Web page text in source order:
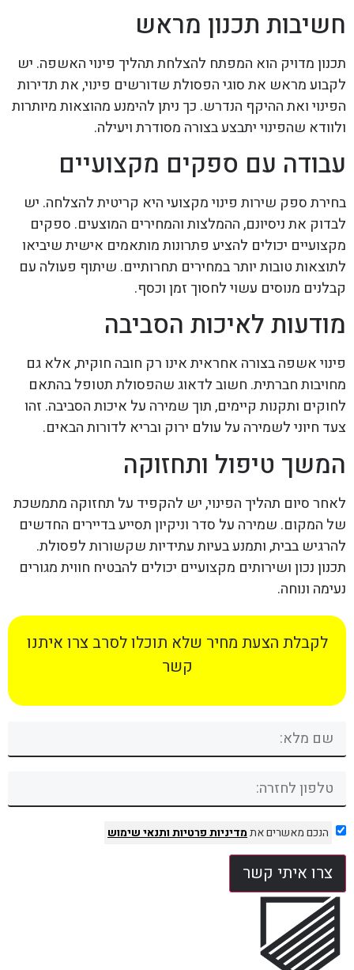
חשיבות תכנון מראש
תכנון מדויק הוא המפתח להצלחת תהליך פינוי האשפה. יש
לקבוע מראש את סוגי הפסולת שדורשים פינוי, את תדירות
הפינוי ואת ההיקף הנדרש. כך ניתן להימנע מהוצאות מיותרות
ולוודא שהפינוי יתבצע בצורה מסודרת ויעילה.
עבודה עם ספקים מקצועיים
בחירת ספק שירות פינוי מקצועי היא קריטית להצלחה. יש
לבדוק את ניסיונם, ההמלצות והמחירים המוצעים. ספקים
מקצועיים יכולים להציע פתרונות מותאמים אישית שיביאו
לתוצאות טובות יותר במחירים תחרותיים. שיתוף פעולה עם
קבלנים מנוסים עשוי לחסוך זמן וכסף.
מודעות לאיכות הסביבה
פינוי אשפה בצורה אחראית אינו רק חובה חוקית, אלא גם
מחויבות חברתית. חשוב לדאוג שהפסולת תטופל בהתאם
לחוקים ותקנות קיימים, תוך שמירה על איכות הסביבה. זהו
צעד חיוני לשמירה על עולם ירוק ובריא לדורות הבאים.
המשך טיפול ותחזוקה
לאחר סיום תהליך הפינוי, יש להקפיד על תחזוקה מתמשכת
של המקום. שמירה על סדר וניקיון תסייע בדיירים החדשים
להרגיש בבית, ותמנע בעיות עתידיות שקשורות לפסולת.
תכנון נכון ושירותים מקצועיים יכולים להבטיח חווית מגורים
נעימה ונוחה.
לקבלת הצעת מחיר שלא תוכלו לסרב צרו איתנו
קשר
הנכם מאשרים אתמדיניות פרטיותותנאי שימוש
צרו איתי קשר